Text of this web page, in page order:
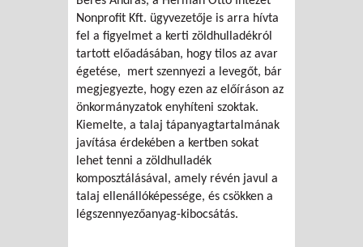
Nonprofit Kft. ügyvezetője is arra hívta
fel a figyelmet a kerti zöldhulladékról
tartott előadásában, hogy tilos az avar
égetése, mert szennyezi a levegőt, bár
megjegyezte, hogy ezen az előíráson az
önkormányzatok enyhíteni szoktak.
Kiemelte, a talaj tápanyagtartalmának
javítása érdekében a kertben sokat
lehet tenni a zöldhulladék
komposztálásával, amely révén javul a
talaj ellenállóképessége, és csökken a
légszennyezőanyag-kibocsátás.